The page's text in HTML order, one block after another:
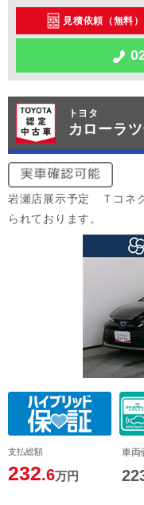
見積依頼（無料）
トヨタ
カローラ
岩瀬店展示予定 Ｔコネ
られております。
支払総額
232.6万円
車両